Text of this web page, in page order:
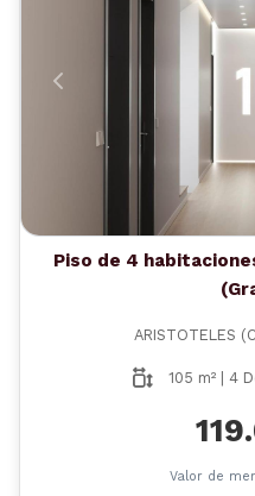
Anterior
Piso de 4
ARISTOTELES
105 m² | 4
Valor de